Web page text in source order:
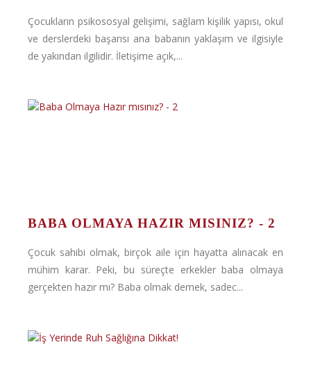
Çocukların psikososyal gelişimi, sağlam kişilik yapısı, okul
ve derslerdeki başarısı ana babanın yaklaşım ve ilgisiyle
de yakından ilgilidir. İletişime açık,...
BABA OLMAYA HAZIR MISINIZ? - 2
Çocuk sahibi olmak, birçok aile için hayatta alınacak en
mühim karar. Peki, bu süreçte erkekler baba olmaya
gerçekten hazır mı? Baba olmak demek, sadec...